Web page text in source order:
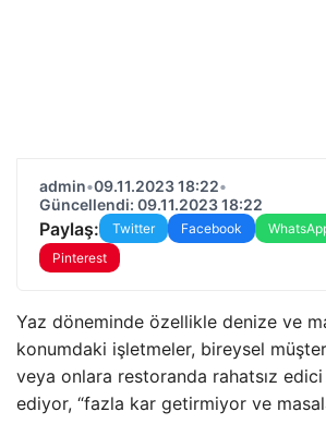
admin•09.11.2023 18:22•
Güncellendi: 09.11.2023 18:22
Paylaş: Twitter Facebook
Pinterest
Yaz döneminde özellikle denize ve
konumdaki işletmeler, bireysel
veya onlara restoranda rahatsız
ediyor, “fazla kar getirmiyor ve